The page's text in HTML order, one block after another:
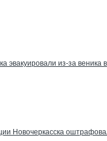
эвакуировали из-за веника
Новочеркасска